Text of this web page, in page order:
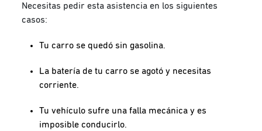
Necesitas pedir esta asistencia en los siguientes
casos:
Tu carro se quedó sin gasolina.
La batería de tu carro se agotó y necesitas
corriente.
Tu vehículo sufre una falla mecánica y es
imposible conducirlo.